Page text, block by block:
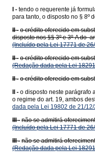
I - tendo o requerente já
para tanto, o disposto no § 8º
II - o crédito oferecido em
disposto nos §§ 3º e 3º-A do
(Incluído pela Lei 17771 de
II - o crédito oferecido em
(Redação dada pela Lei
II - o crédito oferecido em
II - o disposto neste parágrafo
o regime do art. 19, ambos
dada pela Lei 19802 de 21/
III - não se admitirá
(Incluído pela Lei 17771 de
III - não se admitirá
(Redação dada pela Lei